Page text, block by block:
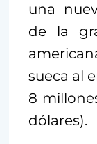
una
de la
sueca al
8
dólares).